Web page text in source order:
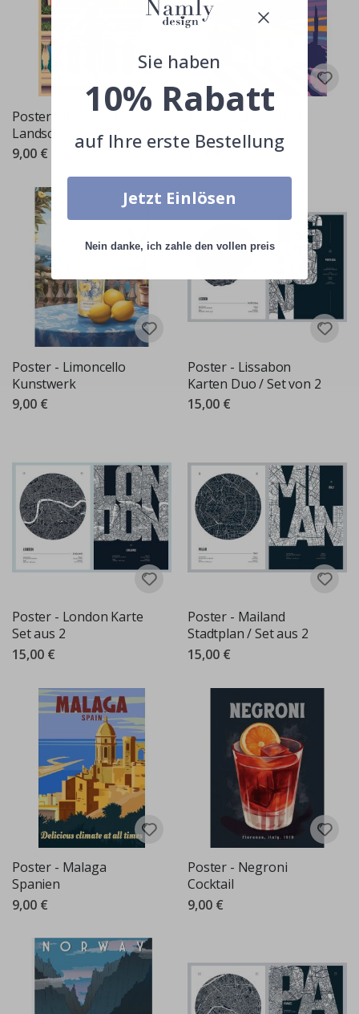
Poster - Italienische
Landschaft
9,00 €
Poster - Landschaft
Frankreich
9,00 €
Poster - Limoncello
Kunstwerk
9,00 €
Poster - Lissabon
Karten Duo / Set von 2
15,00 €
Poster - London Karte
Set aus 2
15,00 €
Poster - Mailand
Stadtplan / Set aus 2
15,00 €
Poster - Malaga
Spanien
9,00 €
Poster - Negroni
Cocktail
9,00 €
Sie haben
10% Rabatt
auf Ihre erste Bestellung
Jetzt Einlösen
Nein danke, ich zahle den vollen preis